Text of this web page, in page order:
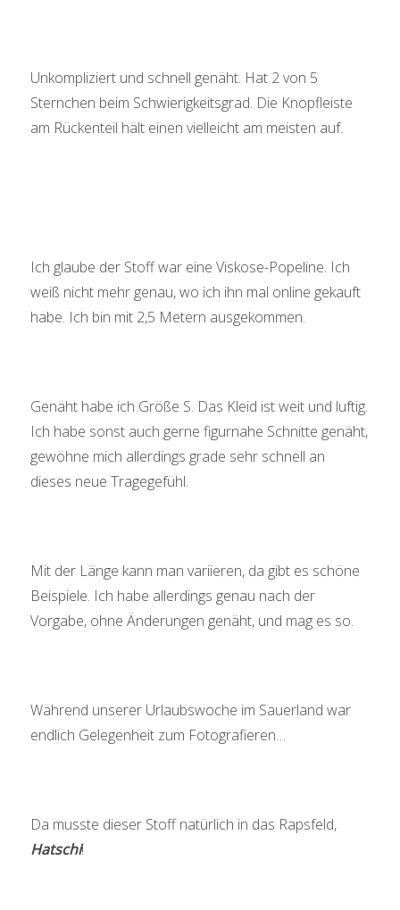
Unkompliziert und schnell genäht. Hat 2 von 5
Sternchen beim Schwierigkeitsgrad. Die Knopfleiste
am Rückenteil hält einen vielleicht am meisten auf.
Ich glaube der Stoff war eine Viskose-Popeline. Ich
weiß nicht mehr genau, wo ich ihn mal online gekauft
habe. Ich bin mit 2,5 Metern ausgekommen.
Genäht habe ich Größe S. Das Kleid ist weit und luftig.
Ich habe sonst auch gerne figurnahe Schnitte genäht,
gewöhne mich allerdings grade sehr schnell an
dieses neue Tragegefühl.
Mit der Länge kann man variieren, da gibt es schöne
Beispiele. Ich habe allerdings genau nach der
Vorgabe, ohne Änderungen genäht, und mag es so.
Während unserer Urlaubswoche im Sauerland war
endlich Gelegenheit zum Fotografieren…
Da musste dieser Stoff natürlich in das Rapsfeld,
Hatschi!